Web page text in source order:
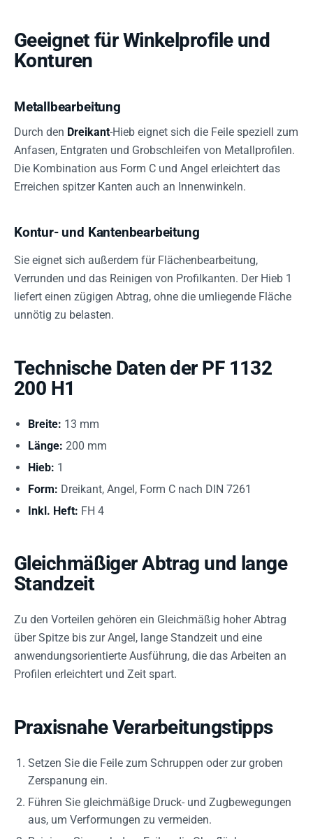
Geeignet für Winkelprofile und
Konturen
Metallbearbeitung
Durch den Dreikant-Hieb eignet sich die Feile speziell zum
Anfasen, Entgraten und Grobschleifen von Metallprofilen.
Die Kombination aus Form C und Angel erleichtert das
Erreichen spitzer Kanten auch an Innenwinkeln.
Kontur- und Kantenbearbeitung
Sie eignet sich außerdem für Flächenbearbeitung,
Verrunden und das Reinigen von Profilkanten. Der Hieb 1
liefert einen zügigen Abtrag, ohne die umliegende Fläche
unnötig zu belasten.
Technische Daten der PF 1132
200 H1
Breite: 13 mm
Länge: 200 mm
Hieb: 1
Form: Dreikant, Angel, Form C nach DIN 7261
Inkl. Heft: FH 4
Gleichmäßiger Abtrag und lange
Standzeit
Zu den Vorteilen gehören ein Gleichmäßig hoher Abtrag
über Spitze bis zur Angel, lange Standzeit und eine
anwendungsorientierte Ausführung, die das Arbeiten an
Profilen erleichtert und Zeit spart.
Praxisnahe Verarbeitungstipps
Setzen Sie die Feile zum Schruppen oder zur groben
Zerspanung ein.
Führen Sie gleichmäßige Druck- und Zugbewegungen
aus, um Verformungen zu vermeiden.